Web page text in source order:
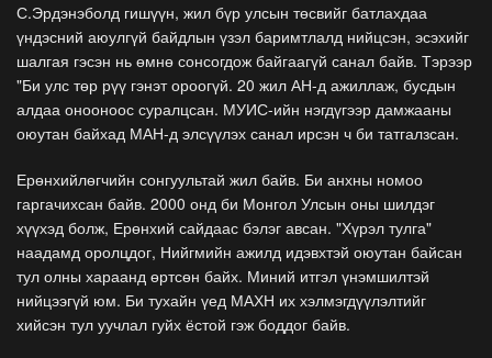
С.Эрдэнэболд гишүүн, жил бүр улсын төсвийг батлахдаа
үндэсний аюулгүй байдлын үзэл баримтлалд нийцсэн, эсэхийг
шалгая гэсэн нь өмнө сонсогдож байгаагүй санал байв. Тэрээр
"Би улс төр рүү гэнэт ороогүй. 20 жил АН-д ажиллаж, бусдын
алдаа онооноос суралцсан. МУИС-ийн нэгдүгээр дамжааны
оюутан байхад МАН-д элсүүлэх санал ирсэн ч би татгалзсан.
Ерөнхийлөгчийн сонгуультай жил байв. Би анхны номоо
гаргачихсан байв. 2000 онд би Монгол Улсын оны шилдэг
хүүхэд болж, Ерөнхий сайдаас бэлэг авсан. "Хүрэл тулга"
наадамд оролцдог, Нийгмийн ажилд идэвхтэй оюутан байсан
тул олны хараанд өртсөн байх. Миний итгэл үнэмшилтэй
нийцээгүй юм. Би тухайн үед МАХН их хэлмэгдүүлэлтийг
хийсэн тул уучлал гуйх ёстой гэж боддог байв.